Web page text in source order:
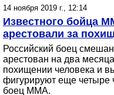
14 ноября 2019 г., 12:14
Известного бойца
арестовали за
Российский боец
арестован на два
похищении человека и
фигурируют еще четыре
боец MMA.